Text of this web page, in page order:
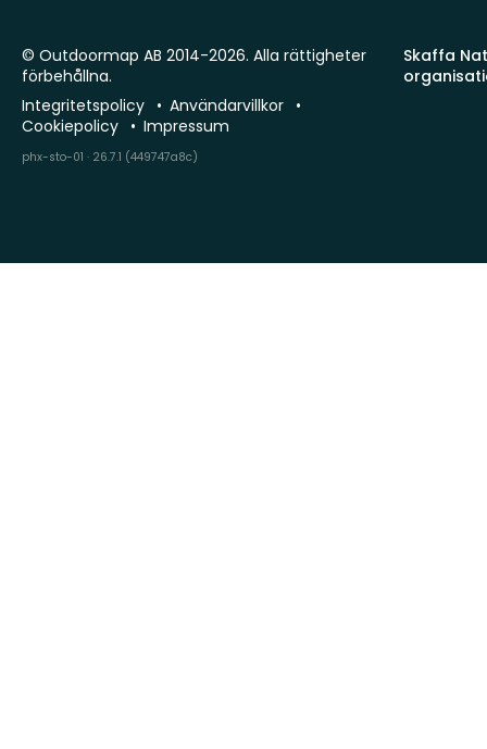
Skaffa
© Outdoormap AB 2014-2026. Alla rättigheter
förbehållna.
Integritetspolicy
Användarvillkor
Cookiepolicy
Impressum
phx-sto-01 · 26.7.1 (449747a8c)